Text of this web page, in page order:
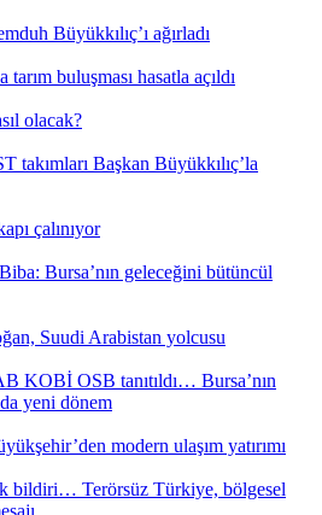
Büyükkılıç’ı ağırladı
buluşması hasatla açıldı
olacak?
takımları Başkan Büyükkılıç’la
çalınıyor
Bursa’nın geleceğini bütüncül
Suudi Arabistan yolcusu
KOBİ OSB tanıtıldı… Bursa’nın
yeni dönem
modern ulaşım yatırımı
bildiri… Terörsüz Türkiye, bölgesel